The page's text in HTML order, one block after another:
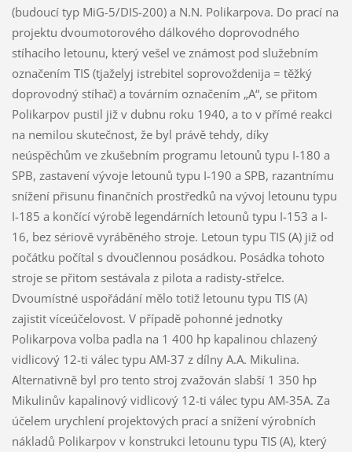
(budoucí typ MiG-5/DIS-200) a N.N. Polikarpova. Do prací na
projektu dvoumotorového dálkového doprovodného
stíhacího letounu, který vešel ve známost pod služebním
označením TIS (tjaželyj istrebitel soprovoždenija = těžký
doprovodný stíhač) a továrním označením „A“, se přitom
Polikarpov pustil již v dubnu roku 1940, a to v přímé reakci
na nemilou skutečnost, že byl právě tehdy, díky
neúspěchům ve zkušebním programu letounů typu I-180 a
SPB, zastavení vývoje letounů typu I-190 a SPB, razantnímu
snížení přisunu finančních prostředků na vývoj letounu typu
I-185 a končící výrobě legendárních letounů typu I-153 a I-
16, bez sériově vyráběného stroje. Letoun typu TIS (A) již od
počátku počítal s dvoučlennou posádkou. Posádka tohoto
stroje se přitom sestávala z pilota a radisty-střelce.
Dvoumístné uspořádání mělo totiž letounu typu TIS (A)
zajistit víceúčelovost. V případě pohonné jednotky
Polikarpova volba padla na 1 400 hp kapalinou chlazený
vidlicový 12-ti válec typu AM-37 z dílny A.A. Mikulina.
Alternativně byl pro tento stroj zvažován slabší 1 350 hp
Mikulinův kapalinový vidlicový 12-ti válec typu AM-35A. Za
účelem urychlení projektových prací a snížení výrobních
nákladů Polikarpov v konstrukci letounu typu TIS (A), který